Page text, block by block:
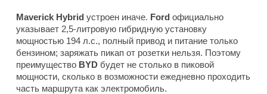
Maverick Hybrid устроен иначе. Ford официально
указывает 2,5-литровую гибридную установку
мощностью 194 л.с., полный привод и питание только
бензином; заряжать пикап от розетки нельзя. Поэтому
преимущество BYD будет не столько в пиковой
мощности, сколько в возможности ежедневно проходить
часть маршрута как электромобиль.